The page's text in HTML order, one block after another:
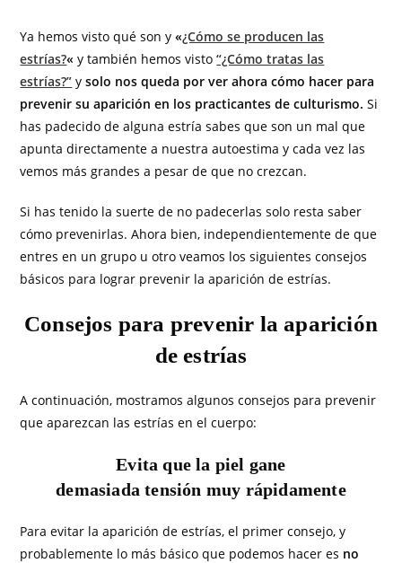
Ya hemos visto qué son y«¿Cómo se producen las
estrías?« y también hemos visto“¿Cómo tratas las
estrías?” ysolo nos queda por ver ahora cómo hacer para
prevenir su aparición en los practicantes de culturismo. Si
has padecido de alguna estría sabes que son un mal que
apunta directamente a nuestra autoestima y cada vez las
vemos más grandes a pesar de que no crezcan.
Si has tenido la suerte de no padecerlas solo resta saber
cómo prevenirlas. Ahora bien, independientemente de que
entres en un grupo u otro veamos los siguientes consejos
básicos para lograr prevenir la aparición de estrías.
Consejos para prevenir la aparición
de estrías
A continuación, mostramos algunos consejos para prevenir
que aparezcan las estrías en el cuerpo:
Evita que la piel gane
demasiada tensión muy rápidamente
Para evitar la aparición de estrías, el primer consejo, y
probablemente lo más básico que podemos hacer es no